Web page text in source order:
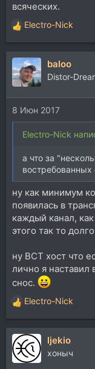
всяческих.
Р
е
а
к
ц
и
и
:
Electro-Nick
baloo
Distor-
8 Июн 2017
Electro-Nick
а что за
востребованных
ну как минимум
появилась в
каждый канал,
этого так то
ну ВСТ хост что
лично я наставил
снос.
Р
е
а
к
ц
и
Electro-Nick
ljekio
хоныч